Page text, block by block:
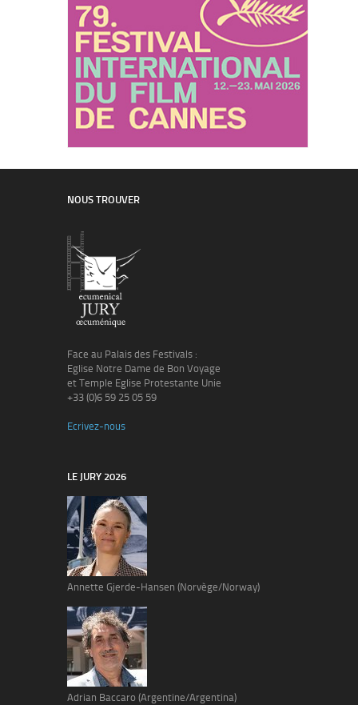
NOUS TROUVER
Face au Palais des Festivals :
Eglise Notre Dame de Bon Voyage
et Temple Eglise Protestante Unie
+33 (0)6 59 25 05 59
Ecrivez-nous
LE JURY 2026
Annette Gjerde-Hansen (Norvège/Norway)
Adrian Baccaro (Argentine/Argentina)